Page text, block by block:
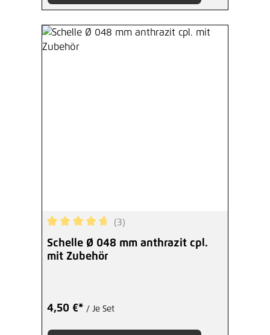
Durchschnittliche Bewertung von 4.67 von 5
(3)
Schelle Ø 048 mm anthrazit cpl.
mit Zubehör
4,50 €* / Je Set